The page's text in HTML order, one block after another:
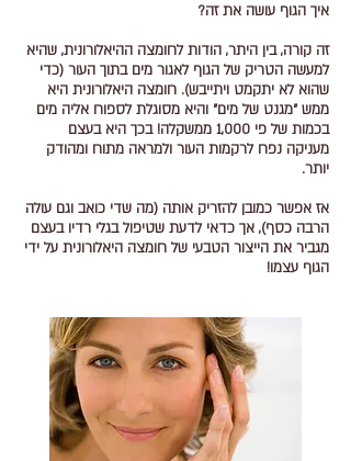
איך הגוף עושה את זה?
זה קורה, בין היתר, הודות לחומצה ההיאלורונית, שהיא
למעשה הטריק של הגוף לאגור מים בתוך העור (כדי
שהוא לא יתקמט ויתייבש). חומצה היאלורונית היא
ממש "מגנט של מים" והיא מסוגלת לספוח אליה מים
בכמות של פי 1,000 ממשקלה! בכך היא בעצם
מעניקה נפח לרקמות העור ולמראה מתוח ומהודק
יותר.
אז אפשר כמובן להזריק אותה (מה שדי כואב וגם עולה
הרבה כסף), אך כדאי לדעת שטיפול בגלי רדיו בעצם
מגביר את הייצור הטבעי של חומצה היאלורונית על ידי
הגוף עצמו!